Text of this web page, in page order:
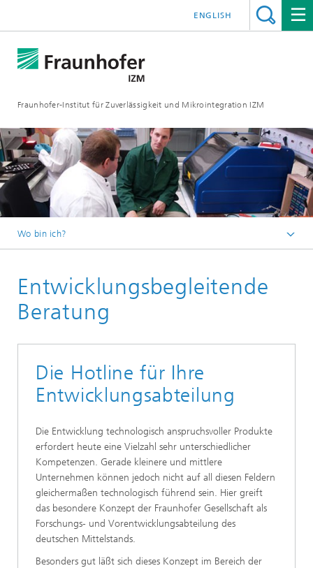
Fraunhofer-Institut für Zuverlässigkeit und Mikrointegration IZM
ENGLISH
Wo bin ich?
Abteilungen
RF & Smart Sensor Systems
Leistungsangebot
Entwicklungsbegleitende
Beratung
Die Hotline für Ihre
Entwicklungsabteilung
Die Entwicklung technologisch anspruchsvoller Produkte
erfordert heute eine Vielzahl sehr unterschiedlicher
Kompetenzen. Gerade kleinere und mittlere
Unternehmen können jedoch nicht auf all diesen Feldern
gleichermaßen technologisch führend sein. Hier greift
das besondere Konzept der Fraunhofer Gesellschaft als
Forschungs- und Vorentwicklungsabteilung des
deutschen Mittelstands.
Besonders gut läßt sich dieses Konzept im Bereich der